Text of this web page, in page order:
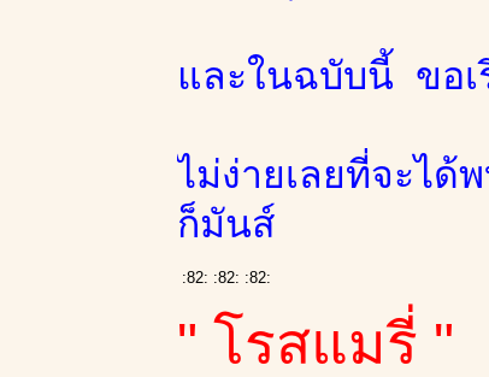
และในฉบับนี้ ขอเ
ไม่ง่ายเลยที่จะได้
ก็มันส์
:82: :82: :82:
" โรสแมรี่ "